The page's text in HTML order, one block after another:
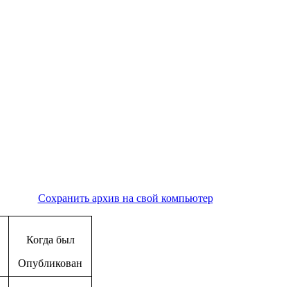
Сохранить архив на свой компьютер
Когда был
Опубликован